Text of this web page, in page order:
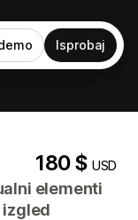
Isprobaj
180 $USD
elementi
izgled